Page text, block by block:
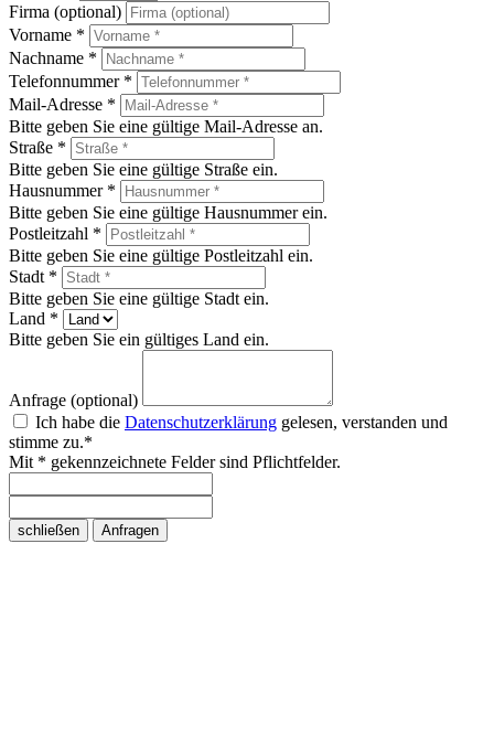
Firma (optional)
Vorname *
Nachname *
Telefonnummer *
Mail-Adresse *
Bitte geben Sie eine gültige Mail-Adresse an.
Straße *
Bitte geben Sie eine gültige Straße ein.
Hausnummer *
Bitte geben Sie eine gültige Hausnummer ein.
Postleitzahl *
Bitte geben Sie eine gültige Postleitzahl ein.
Stadt *
Bitte geben Sie eine gültige Stadt ein.
Land *
Bitte geben Sie ein gültiges Land ein.
Anfrage (optional)
Ich habe die Datenschutzerklärung gelesen, verstanden und
stimme zu.*
Mit * gekennzeichnete Felder sind Pflichtfelder.
schließen Anfragen